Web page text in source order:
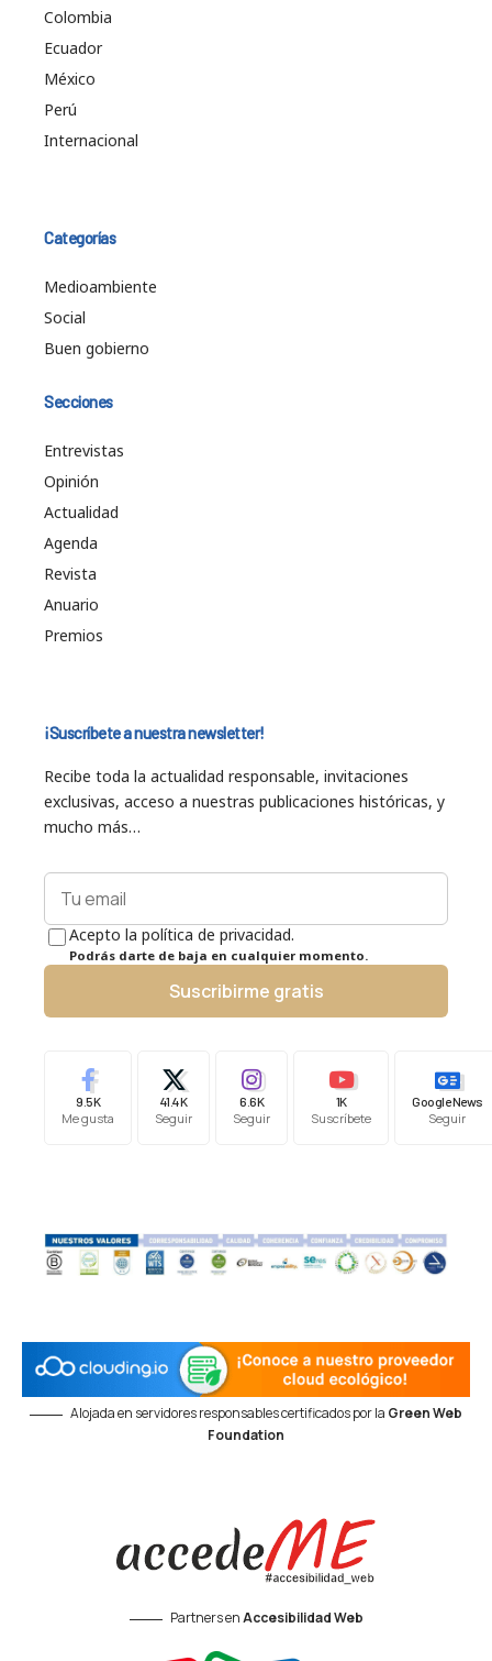
Colombia
Ecuador
México
Perú
Internacional
Categorías
Medioambiente
Social
Buen gobierno
Secciones
Entrevistas
Opinión
Actualidad
Agenda
Revista
Anuario
Premios
¡Suscríbete a nuestra newsletter!
Recibe toda la actualidad responsable, invitaciones
exclusivas, acceso a nuestras publicaciones históricas, y
mucho más…
Acepto la política de privacidad.
Podrás darte de baja en cualquier momento.
Suscribirme gratis
9.5K
Me gusta
41.4K
Seguir
6.6K
Seguir
1K
Suscríbete
Google News
Seguir
Alojada en servidores responsables certificados por la Green Web
Foundation
Partners enAccesibilidad Web